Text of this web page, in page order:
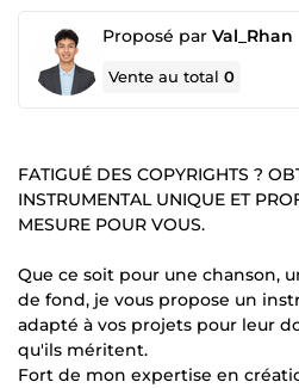
Proposé par Val_Rhan
Vente au total0
FATIGUÉ DES COPYRIGHTS ?
INSTRUMENTAL UNIQUE ET
MESURE POUR VOUS.
Que ce soit pour une chanson,
de fond, je vous propose un
adapté à vos projets pour leur
qu'ils méritent.
Fort de mon expertise en